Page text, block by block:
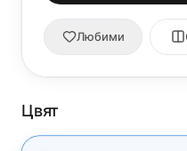
Любими
Цвят